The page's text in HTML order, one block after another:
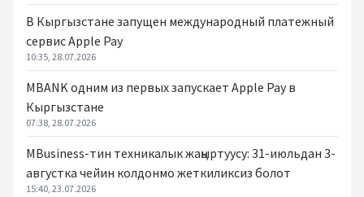
В Кыргызстане запущен международный платежный
сервис Apple Pay
10:35, 28.07.2026
MBANK одним из первых запускает Apple Pay в
Кыргызстане
07:38, 28.07.2026
MBusiness-тин техникалык жаңыртуусу: 31-июльдан 3-
августка чейин колдонмо жеткиликсиз болот
15:40, 23.07.2026